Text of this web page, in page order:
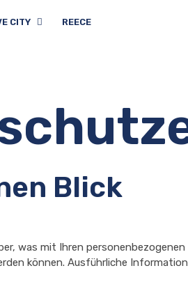
CITY REECE
Blick
was mit Ihren
können. Ausführliche